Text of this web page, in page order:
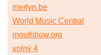
merlyn.be
World Music Central
mouthbow.org
volný 4